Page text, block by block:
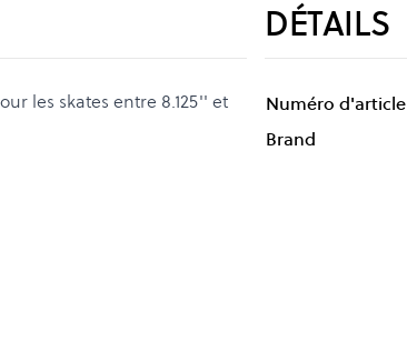
les skates entre 8.125'' et
DÉTAILS
Numéro d'article
Brand